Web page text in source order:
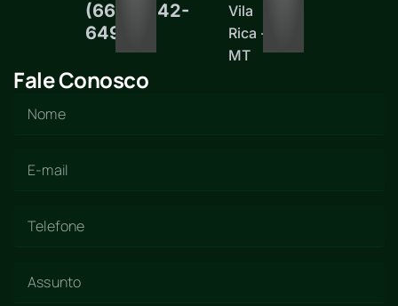
(66)99242-
6497
Vila
Rica -
MT
Fale Conosco